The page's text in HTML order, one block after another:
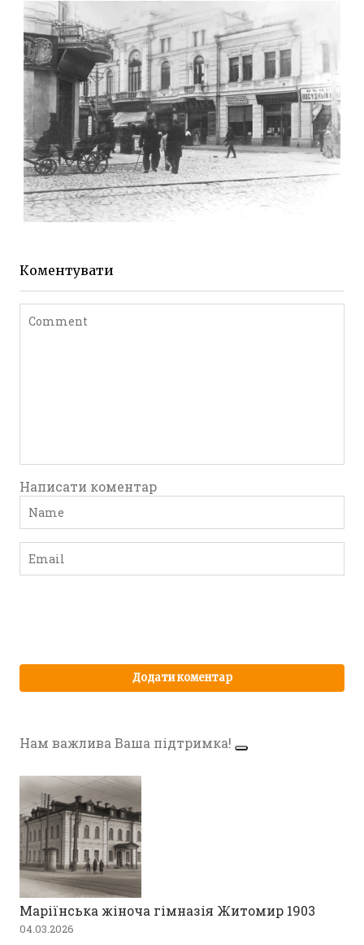
Фото Житомира період
до 1917 року
Leave a comment
ЖИТОМИР МИХАЙЛІВСЬКА 1903 РОКУ
Коментувати
Написати коментар
Нам важлива Ваша підтримка!
Маріїнська жіноча гімназія Житомир 1903
04.03.2026